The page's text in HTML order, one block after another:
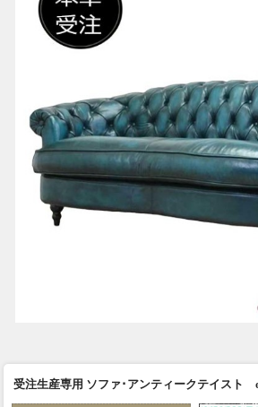
受注生産専用 ソファ･アンティークテイスト